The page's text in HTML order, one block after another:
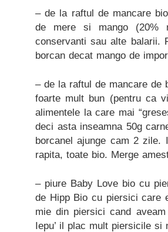
– de la raftul de mancare
de mere si mango (20%
conservanti sau alte balarii.
borcan decat mango de
– de la raftul de mancare de
foarte mult bun (pentru ca
alimentele la care mai
deci asta inseamna 50g
borcanel ajunge cam 2
rapita, toate bio. Merge
– piure Baby Love bio cu
de Hipp Bio cu piersici care
mie din piersici cand
Iepu’ il plac mult piersicile si